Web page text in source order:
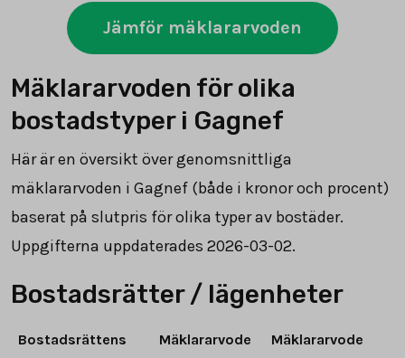
Jämför mäklararvoden
Mäklararvoden för olika
bostadstyper i Gagnef
Här är en översikt över genomsnittliga
mäklararvoden i Gagnef (både i kronor och procent)
baserat på slutpris för olika typer av bostäder.
Uppgifterna uppdaterades 2026-03-02.
Bostadsrätter / lägenheter
Bostadsrättens
Mäklararvode
Mäklararvode